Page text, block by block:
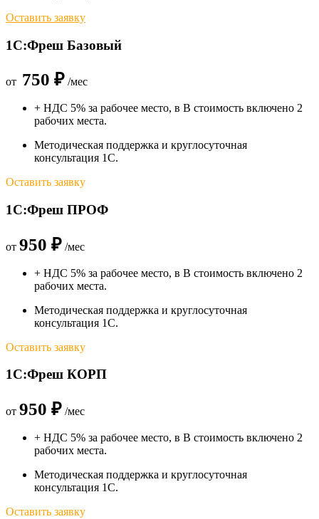
Оставить заявку
1С:Фреш Базовый
от 750 ₽ /мес
+ НДС 5% за рабочее место, в В стоимость включено 2
рабочих места.
Методическая поддержка и круглосуточная
консультация 1С.
Оставить заявку
1С:Фреш ПРОФ
от 950 ₽ /мес
+ НДС 5% за рабочее место, в В стоимость включено 2
рабочих места.​
Методическая поддержка и круглосуточная
консультация 1С.
Оставить заявку
1С:Фреш КОРП
от 950 ₽ /мес
+ НДС 5% за рабочее место, в В стоимость включено 2
рабочих места.
Методическая поддержка и круглосуточная
консультация 1С.
Оставить заявку